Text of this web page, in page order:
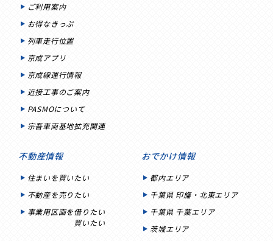
ご利用案内
お得なきっぷ
列車走行位置
京成アプリ
京成線運行情報
近接工事のご案内
PASMOについて
宗吾車両基地拡充関連
不動産情報
住まいを買いたい
不動産を売りたい
事業用区画を借りたい
買いたい
おでかけ情報
都内エリア
千葉県 印旛・北東エリア
千葉県 千葉エリア
茨城エリア